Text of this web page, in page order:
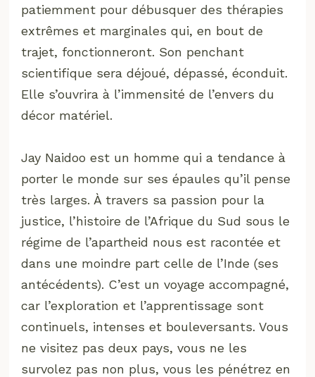
patiemment pour débusquer des thérapies
extrêmes et marginales qui, en bout de
trajet, fonctionneront. Son penchant
scientifique sera déjoué, dépassé, éconduit.
Elle s’ouvrira à l’immensité de l’envers du
décor matériel.
Jay Naidoo est un homme qui a tendance à
porter le monde sur ses épaules qu’il pense
très larges. À travers sa passion pour la
justice, l’histoire de l’Afrique du Sud sous le
régime de l’apartheid nous est racontée et
dans une moindre part celle de l’Inde (ses
antécédents). C’est un voyage accompagné,
car l’exploration et l’apprentissage sont
continuels, intenses et bouleversants. Vous
ne visitez pas deux pays, vous ne les
survolez pas non plus, vous les pénétrez en